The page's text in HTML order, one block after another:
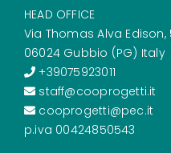
HEAD OFFICE
Via Thomas Alva Edison,
06024 Gubbio (PG) Italy
+39075923011
staff@cooprogetti.it
cooprogetti@pec.it
p.iva 00424850543